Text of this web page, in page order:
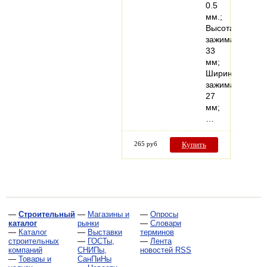
0.5
мм.;
Высота
зажима
33
мм;
Ширина
зажима
27
мм;
265 руб Купить
— Строительный
каталог
— Каталог
строительных
компаний
— Товары и
— Магазины и
рынки
— Выставки
— ГОСТы,
СНИПы,
СанПиНы
— Опросы
— Словари
терминов
— Лента
новостей RSS